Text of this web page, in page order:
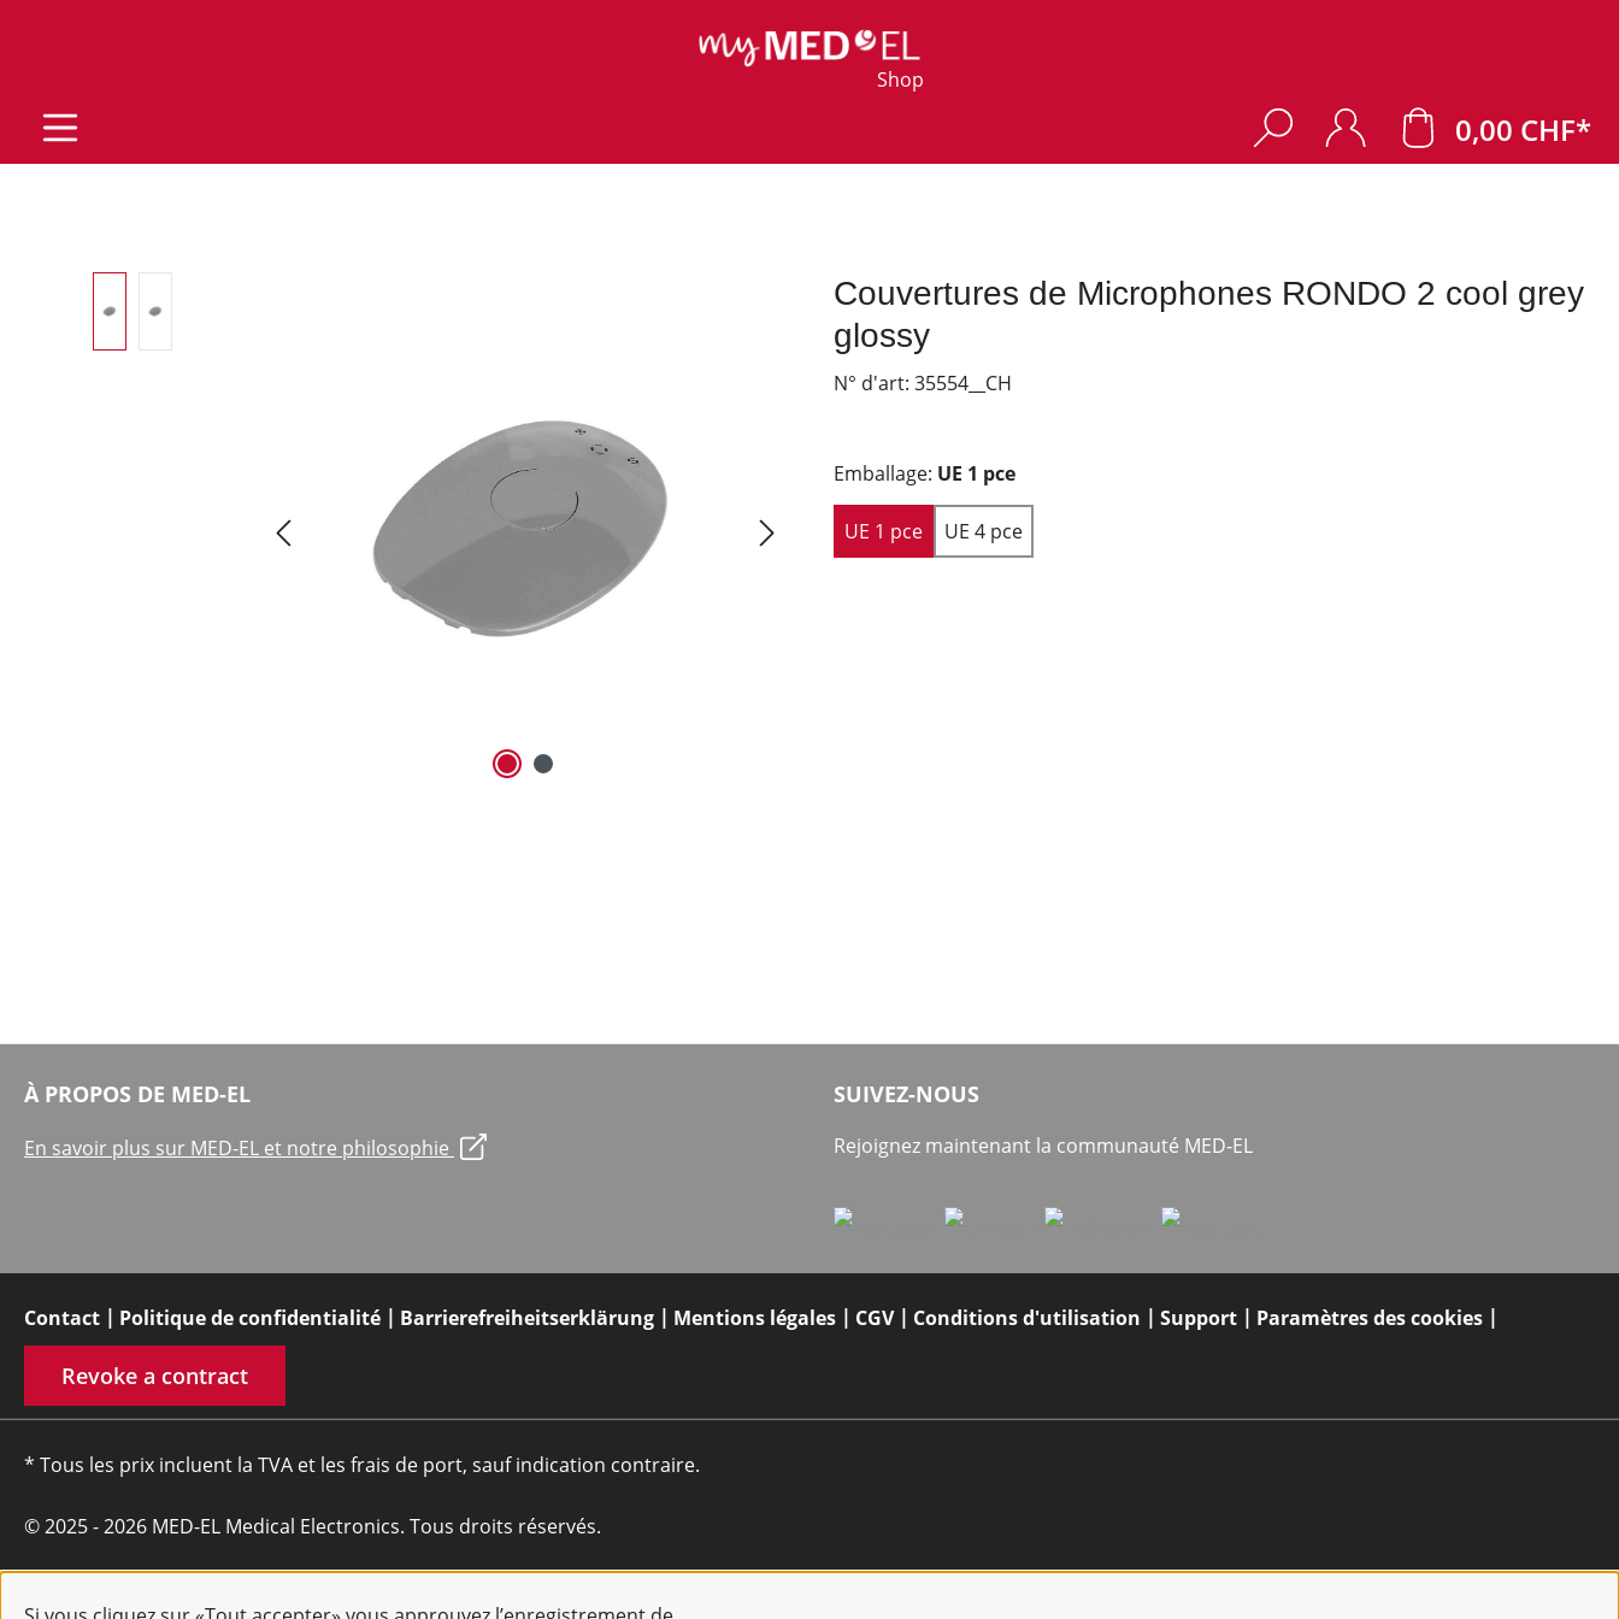
Shop
0,00 CHF*
Couvertures de Microphones RONDO 2 cool grey
glossy
N° d'art: 35554__CH
Emballage: UE 1 pce
UE 1 pce UE 4 pce
À PROPOS DE MED-EL
En savoir plus sur MED-EL et notre philosophie
SUIVEZ-NOUS
Rejoignez maintenant la communauté MED-EL
Contact Politique de confidentialité Barrierefreiheitserklärung Mentions légales CGV Conditions d'utilisation Support Paramètres des cookies
Revoke a contract
* Tous les prix incluent la TVA et les frais de port, sauf indication contraire.
© 2025 - 2026 MED-EL Medical Electronics. Tous droits réservés.